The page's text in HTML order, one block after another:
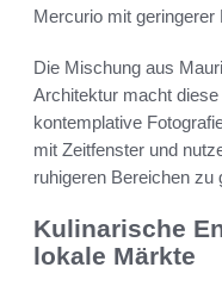
Mercurio mit geringerer
Die Mischung aus
Architektur macht
kontemplative
mit Zeitfenster und
ruhigeren Bereichen zu
Kulinarische
lokale Märkte